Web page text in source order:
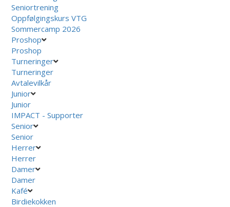
Seniortrening
Oppfølgingskurs VTG
Sommercamp 2026
Proshop
Proshop
Turneringer
Turneringer
Avtalevilkår
Junior
Junior
IMPACT - Supporter
Senior
Senior
Herrer
Herrer
Damer
Damer
Kafé
Birdiekokken